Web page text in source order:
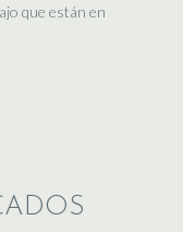
que están en